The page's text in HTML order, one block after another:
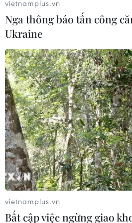
Điểm danh những
sắp gia nhập thị trường
14/03/2023 03:40
Bên cạnh những cái tên đình
Quốc, Đức, thị trường ôtô Việt
hàng loạt thương hiệu xe mới có
vietnamplus.vn
Nga thông báo tấn công
Ukraine
vietnamplus.vn
Bất cập việc ngừng giao